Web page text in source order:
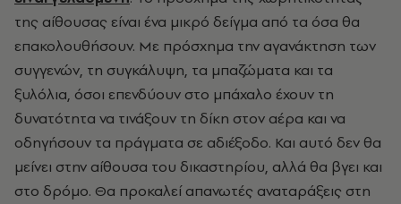
της αίθουσας είναι ένα μικρό δείγμα από τα όσα θα
επακολουθήσουν. Με πρόσχημα την αγανάκτηση των
συγγενών, τη συγκάλυψη, τα μπαζώματα και τα
ξυλόλια, όσοι επενδύουν στο μπάχαλο έχουν τη
δυνατότητα να τινάξουν τη δίκη στον αέρα και να
οδηγήσουν τα πράγματα σε αδιέξοδο. Και αυτό δεν θα
μείνει στην αίθουσα του δικαστηρίου, αλλά θα βγει και
στο δρόμο. Θα προκαλεί απανωτές αναταράξεις στη